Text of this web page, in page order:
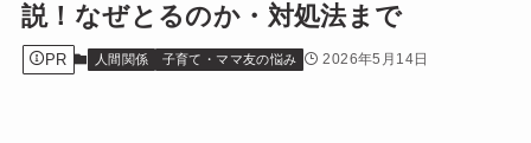
説！なぜとるのか・対処法まで
PR 人間関係 子育て・ママ友の悩み 2026年5月14日